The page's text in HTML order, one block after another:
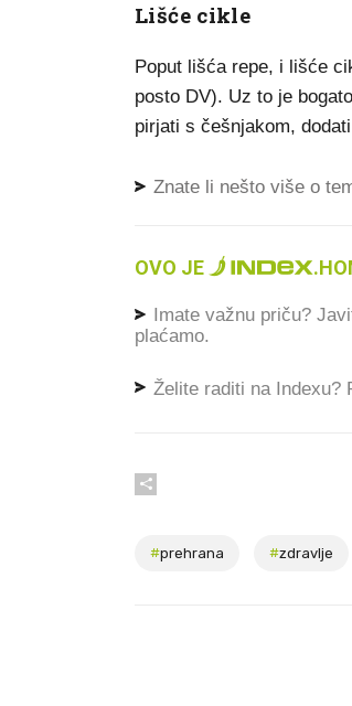
Lišće cikle
Poput lišća repe, i lišće
posto DV). Uz to je
pirjati s češnjakom,
Znate li nešto više o
OVO JE .
Imate važnu priču?
plaćamo.
Želite raditi na Indexu?
#prehrana #zdravlje